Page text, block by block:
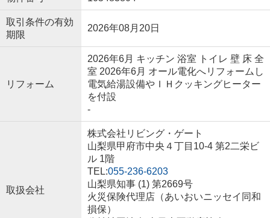
取引条件の有効
期限
2026年08月20日
リフォーム
2026年6月 キッチン 浴室 トイレ 壁 床 全
室 2026年6月 オール電化へリフォームし
電気給湯設備やＩＨクッキングヒーター
を付設
-
取扱会社
株式会社リビング・ゲート
山梨県甲府市中央４丁目10-4 第2二栄ビ
ル 1階
TEL:055-236-6203
山梨県知事 (1) 第2669号
火災保険代理店（あいおいニッセイ同和
損保）